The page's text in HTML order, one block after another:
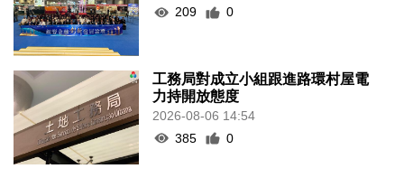
209
0
工務局對成立小組跟進路環村屋電
力持開放態度
2026-08-06 14:54
385
0